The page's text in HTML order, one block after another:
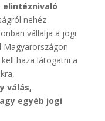
nehéz
vállalja a jogi
Magyarországon
haza látogatni a
válás,
egyéb jogi